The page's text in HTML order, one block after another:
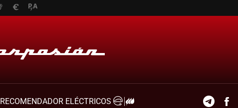
RECOMENDADOR ELÉCTRICOS